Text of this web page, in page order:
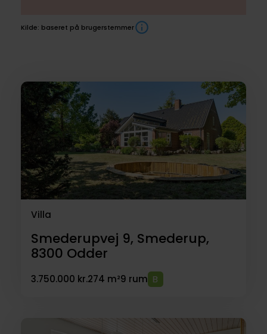
Kilde: baseret på brugerstemmer
Boliger
til
salg
Villa
Smederupvej 9, Smederup,
8300 Odder
3.750.000 kr.274 m²9 rum